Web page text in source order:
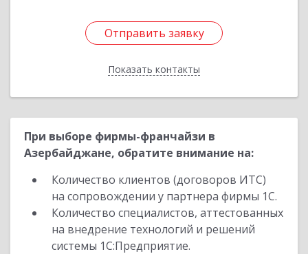
Отправить заявку
Показать контакты
Отправить заявку
Назад
При выборе фирмы-франчайзи в
Азербайджане, обратите внимание на:
Количество клиентов (договоров ИТС)
на сопровождении у партнера фирмы 1С.
Количество специалистов, аттестованных
на внедрение технологий и решений
системы 1С:Предприятие.